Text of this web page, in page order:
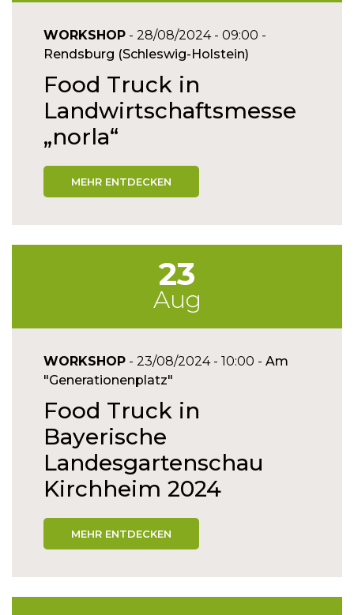
WORKSHOP - 28/08/2024 - 09:00 -
Rendsburg (Schleswig-Holstein)
Food Truck in
Landwirtschaftsmesse
„norla“
MEHR ENTDECKEN
23
Aug
WORKSHOP - 23/08/2024 - 10:00 - Am
"Generationenplatz"
Food Truck in
Bayerische
Landesgartenschau
Kirchheim 2024
MEHR ENTDECKEN